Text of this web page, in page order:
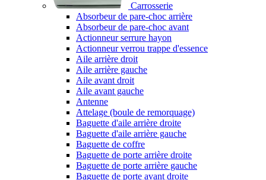
Carrosserie
Absorbeur de pare-choc arrière
Absorbeur de pare-choc avant
Actionneur serrure hayon
Actionneur verrou trappe d'essence
Aile arrière droit
Aile arrière gauche
Aile avant droit
Aile avant gauche
Antenne
Attelage (boule de remorquage)
Baguette d'aile arrière droite
Baguette d'aile arrière gauche
Baguette de coffre
Baguette de porte arrière droite
Baguette de porte arrière gauche
Baguette de porte avant droite